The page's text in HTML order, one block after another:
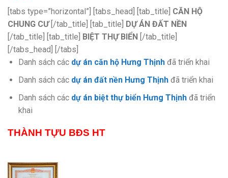
[tabs type=”horizontal”] [tabs_head] [tab_title] CĂN HỘ
CHUNG CƯ[/tab_title] [tab_title]
DỰ ÁN ĐẤT NỀN
[/tab_title] [tab_title]
BIỆT THỰ BIỂN [/tab_title]
[/tabs_head] [/tabs]
Danh sách các dự án căn hộ Hưng Thịnhđã triển khai
Danh sách các dự án đất nền Hưng Thịnhđã triển khai
Danh sách các dự án biệt thự biển Hưng Thịnhđã triển
khai
THÀNH TỰU BĐS HT